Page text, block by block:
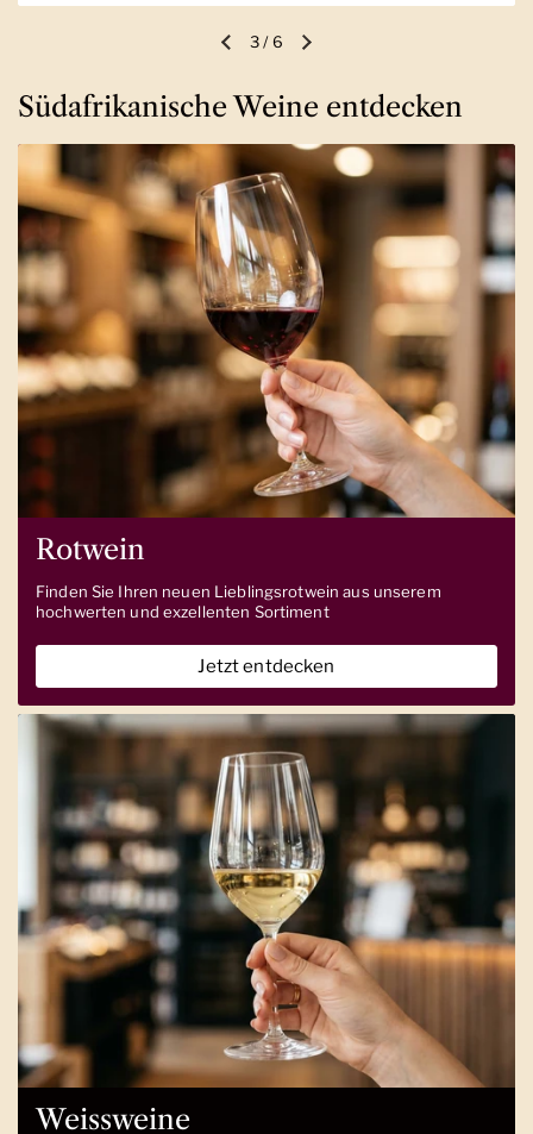
Vorherige FolieNächste Folie
3/6
Südafrikanische Weine entdecken
Rotwein
Finden Sie Ihren neuen Lieblingsrotwein aus unserem
hochwerten und exzellenten Sortiment
Jetzt entdecken
Weissweine